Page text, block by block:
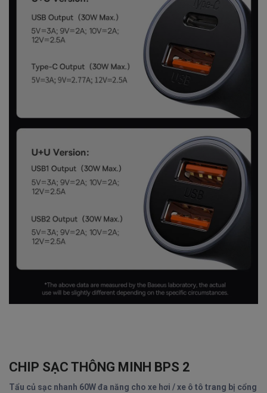
CHIP SẠC THÔNG MINH BPS 2
Tẩu củ sạc nhanh 60W đa năng cho xe hơi / xe ô tô trang bị cổng